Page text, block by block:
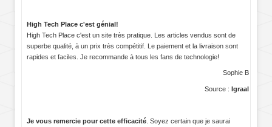
High Tech Place c'est génial!
High Tech Place c'est un site très pratique. Les articles vendus sont de
superbe qualité, à un prix très compétitif. Le paiement et la livraison sont
rapides et faciles. Je recommande à tous les fans de technologie!
Sophie B
Source : Igraal
Je vous remercie pour cette efficacité . Soyez certain que je saurai